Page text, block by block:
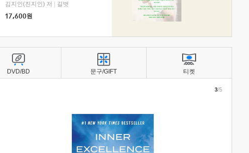
김지인(진지인) 저
길벗
17,600원
3/5
DVD/BD 문구/GIFT 티켓